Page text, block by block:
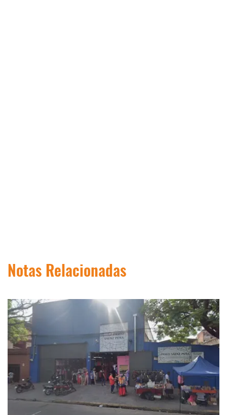
Notas Relacionadas